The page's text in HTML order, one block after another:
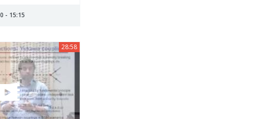
- 15:15
28:58